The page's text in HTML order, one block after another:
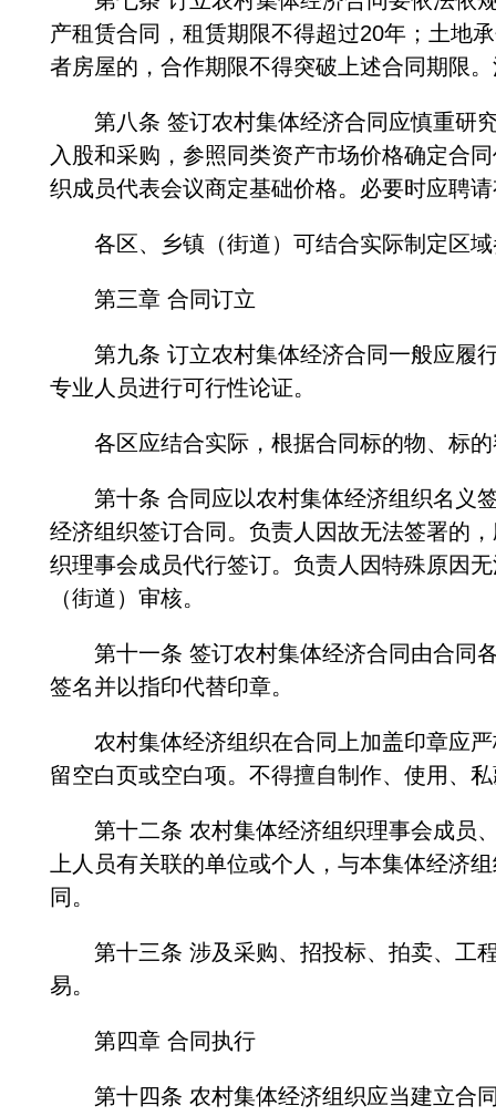
产租赁合同，租赁期限不得超过20年；土地
者房屋的，合作期限不得突破上述合同期限
第八条 签订农村集体经济合同应慎重研究
入股和采购，参照同类资产市场价格确定合
织成员代表会议商定基础价格。必要时应聘
各区、乡镇（街道）可结合实际制定区域
第三章 合同订立
第九条 订立农村集体经济合同一般应履行
专业人员进行可行性论证。
各区应结合实际，根据合同标的物、标的
第十条 合同应以农村集体经济组织名义签
经济组织签订合同。负责人因故无法签署的
织理事会成员代行签订。负责人因特殊原因
（街道）审核。
第十一条 签订农村集体经济合同由合同各
签名并以指印代替印章。
农村集体经济组织在合同上加盖印章应严
留空白页或空白项。不得擅自制作、使用、
第十二条 农村集体经济组织理事会成员、
上人员有关联的单位或个人，与本集体经济
同。
第十三条 涉及采购、招投标、拍卖、工程
易。
第四章 合同执行
第十四条 农村集体经济组织应当建立合同